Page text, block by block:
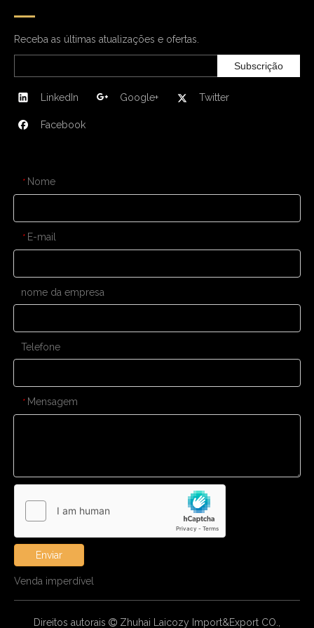
Receba as últimas atualizações e ofertas.
Subscrição
LinkedIn Google+ Twitter
Facebook
* Nome
* E-mail
nome da empresa
Telefone
* Mensagem
Enviar
Venda imperdível
Direitos autorais  Zhuhai Laicozy Import&Export CO.,